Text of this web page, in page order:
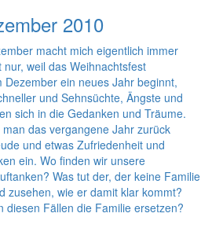
2010
macht mich eigentlich immer
weil das Weihnachtsfest
ein neues Jahr beginnt,
und Sehnsüchte, Ängste und
sich in die Gedanken und Träume.
das vergangene Jahr zurück
und etwas Zufriedenheit und
ein. Wo finden wir unsere
Was tut der, der keine Familie
zusehen, wie er damit klar kommt?
diesen Fällen die Familie ersetzen?